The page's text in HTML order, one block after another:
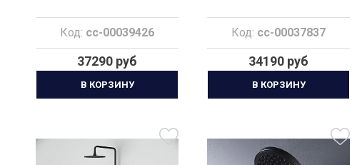
Код: cc-00039426
37290 руб
В КОРЗИНУ
Код: cc-00037837
34190 руб
В КОРЗИНУ